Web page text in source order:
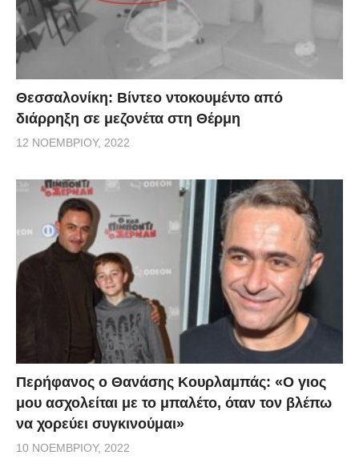
Θεσσαλονίκη: Βίντεο ντοκουμέντο από
διάρρηξη σε μεζονέτα στη Θέρμη
12 ΝΟΕΜΒΡΊΟΥ, 2022
Περήφανος ο Θανάσης Κουρλαμπάς: «Ο γιος
μου ασχολείται με το μπαλέτο, όταν τον βλέπω
να χορεύει συγκινούμαι»
10 ΝΟΕΜΒΡΊΟΥ, 2022